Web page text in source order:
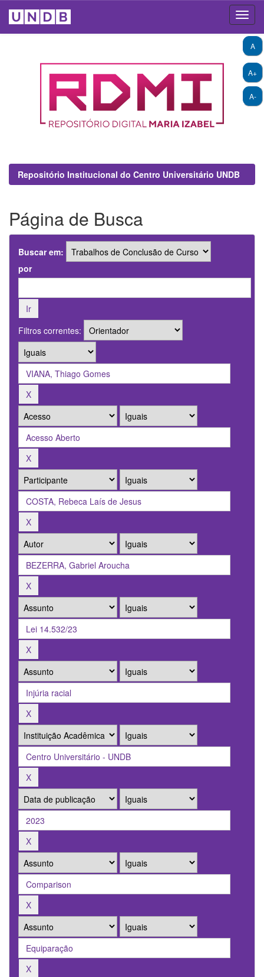
A+
A-
A
Repositório Institucional do Centro Universitário UNDB
Página de Busca
Buscar em:
por
Filtros correntes: